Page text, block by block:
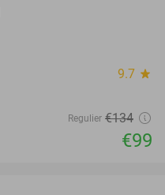
9.7 star
Regulier €134
€99